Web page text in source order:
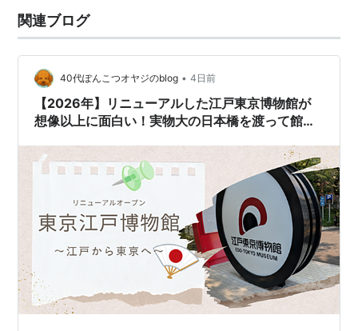
関連ブログ
40代ぽんこつオヤジのblog • 4日前
【2026年】リニューアルした江戸東京博物館が
想像以上に面白い！実物大の日本橋を渡って館内